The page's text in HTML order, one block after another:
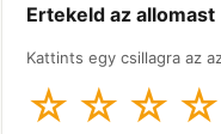
Ertekeld az allomast
Kattints egy csillagra az
☆ ☆ ☆ ☆